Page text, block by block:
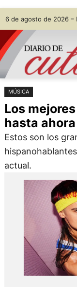
Saltar
al
contenido
Skip
to
content
6 de agosto de 2026 –
MÚSICA
Los
hasta ahora
Estos son los
actual.